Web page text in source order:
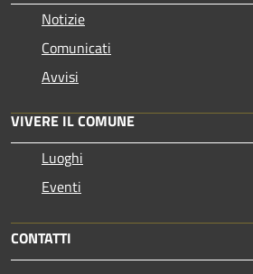
Notizie
Comunicati
Avvisi
VIVERE IL COMUNE
Luoghi
Eventi
CONTATTI